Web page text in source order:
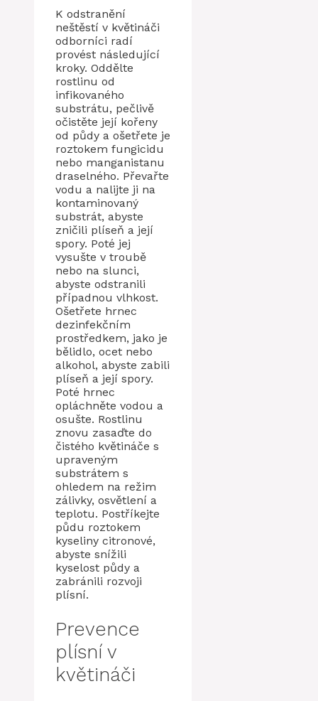
K odstranění
neštěstí v květináči
odborníci radí
provést následující
kroky. Oddělte
rostlinu od
infikovaného
substrátu, pečlivě
očistěte její kořeny
od půdy a ošetřete je
roztokem fungicidu
nebo manganistanu
draselného. Převařte
vodu a nalijte ji na
kontaminovaný
substrát, abyste
zničili plíseň a její
spory. Poté jej
vysušte v troubě
nebo na slunci,
abyste odstranili
případnou vlhkost.
Ošetřete hrnec
dezinfekčním
prostředkem, jako je
bělidlo, ocet nebo
alkohol, abyste zabili
plíseň a její spory.
Poté hrnec
opláchněte vodou a
osušte. Rostlinu
znovu zasaďte do
čistého květináče s
upraveným
substrátem s
ohledem na režim
zálivky, osvětlení a
teplotu. Postříkejte
půdu roztokem
kyseliny citronové,
abyste snížili
kyselost půdy a
zabránili rozvoji
plísní.
Prevence
plísní v
květináči